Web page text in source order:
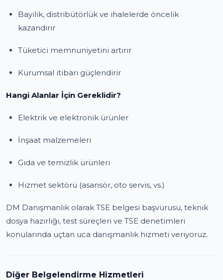
Bayilik, distribütörlük ve ihalelerde öncelik
kazandırır
Tüketici memnuniyetini artırır
Kurumsal itibarı güçlendirir
Hangi Alanlar İçin Gereklidir?
Elektrik ve elektronik ürünler
İnşaat malzemeleri
Gıda ve temizlik ürünleri
Hizmet sektörü (asansör, oto servis, vs.)
DM Danışmanlık olarak TSE belgesi başvurusu, teknik
dosya hazırlığı, test süreçleri ve TSE denetimleri
konularında uçtan uca danışmanlık hizmeti veriyoruz.
Diğer Belgelendirme Hizmetleri